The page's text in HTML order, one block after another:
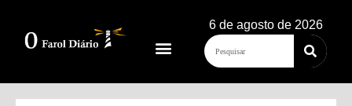
6 de agosto de 2026